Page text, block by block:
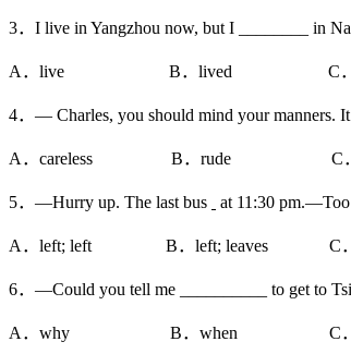
3．I live in Yangzhou now, but I ________ in
A．live B．lived C．is
4．— Charles, you should mind your manners.
A．careless B．rude C
5．—Hurry up. The last bus at 11:30
A．left; left B．left; leaves C．
6．—Could you tell me __________ to get to
A．why B．when C